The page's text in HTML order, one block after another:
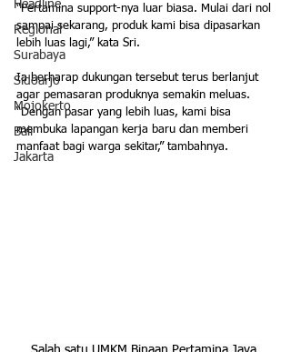
Headline
Regional
Surabaya
Sidoarjo
Mojokerto
Bali
Jakarta
“Pertamina support-nya luar biasa. Mulai dari nol
sampai sekarang, produk kami bisa dipasarkan
lebih luas lagi,” kata Sri.
Ia berharap dukungan tersebut terus berlanjut
agar pemasaran produknya semakin meluas.
“Dengan pasar yang lebih luas, kami bisa
membuka lapangan kerja baru dan memberi
manfaat bagi warga sekitar,” tambahnya.